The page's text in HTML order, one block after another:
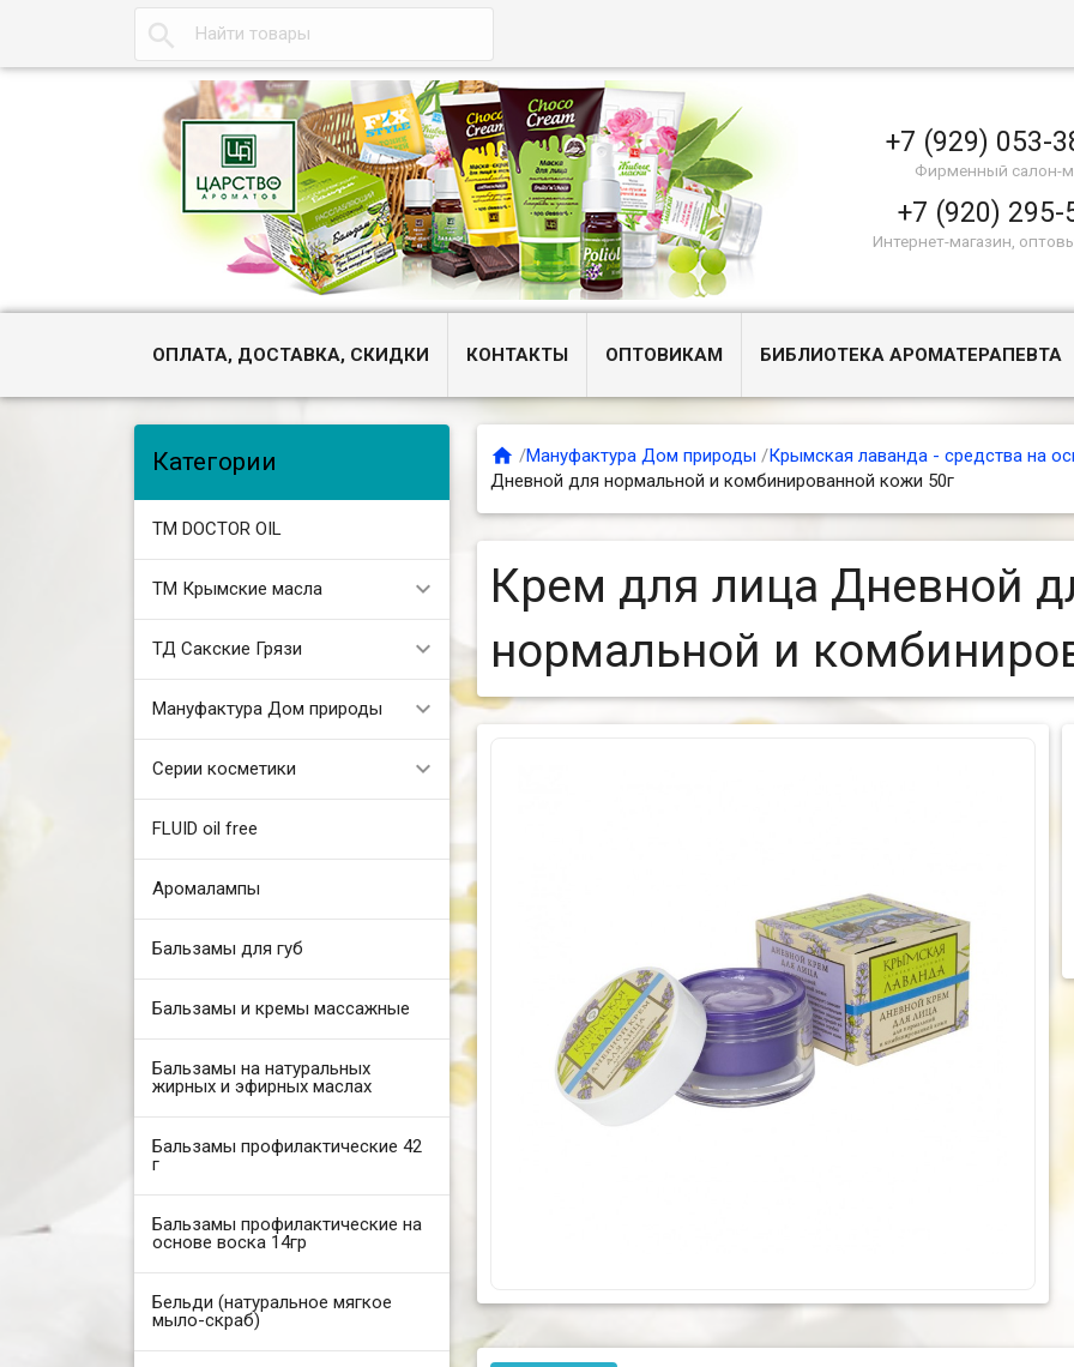

+7 (929) 053-
Фирменный салон-
+7 (920) 295-
Интернет-магазин,
ОПЛАТА, ДОСТАВКА, СКИДКИ КОНТАКТЫ ОПТОВИКАМ БИБЛИОТЕКА АРОМАТЕРАПЕВТА
Категории
ТМ DOCTOR OIL
ТМ Крымские масла
ТД Сакские Грязи
Мануфактура Дом природы
Серии косметики
FLUID oil free
Аромалампы
Бальзамы для губ
Бальзамы и кремы массажные
Бальзамы на натуральных
жирных и эфирных маслах
Бальзамы профилактические 42
г
Бальзамы профилактические на
основе воска 14гр
Бельди (натуральное мягкое
мыло-скраб)
 /Мануфактура Дом природы /Крымская лаванда - средства на
Дневной для нормальной и комбинированной кожи 50г
Крем для лица Дневной
нормальной и